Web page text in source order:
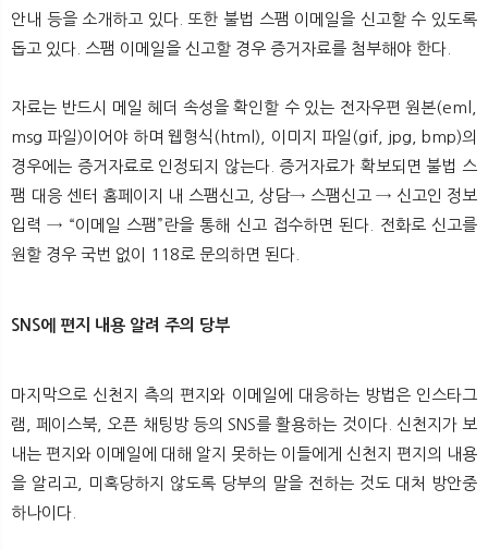
안내 등을 소개하고 있다. 또한 불법 스팸 이메일을 신고할 수 있도록
돕고 있다. 스팸 이메일을 신고할 경우 증거자료를 첨부해야 한다.
자료는 반드시 메일 헤더 속성을 확인할 수 있는 전자우편 원본(eml,
msg 파일)이어야 하며 웹형식(html), 이미지 파일(gif, jpg, bmp)의
경우에는 증거자료로 인정되지 않는다. 증거자료가 확보되면 불법 스
팸 대응 센터 홈페이지 내 스팸신고, 상담→ 스팸신고 → 신고인 정보
입력 → “이메일 스팸”란을 통해 신고 접수하면 된다. 전화로 신고를
원할 경우 국번 없이 118로 문의하면 된다.​
SNS에 편지 내용 알려 주의 당부
마지막으로 신천지 측의 편지와 이메일에 대응하는 방법은 인스타그
램, 페이스북, 오픈 채팅방 등의 SNS를 활용하는 것이다. 신천지가 보
내는 편지와 이메일에 대해 알지 못하는 이들에게 신천지 편지의 내용
을 알리고, 미혹당하지 않도록 당부의 말을 전하는 것도 대처 방안중
하나이다.